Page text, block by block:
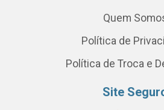
Quem
Política de
Política de Troca e
Site